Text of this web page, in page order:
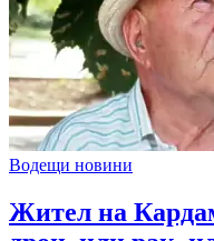
Водещи новини
Жител на